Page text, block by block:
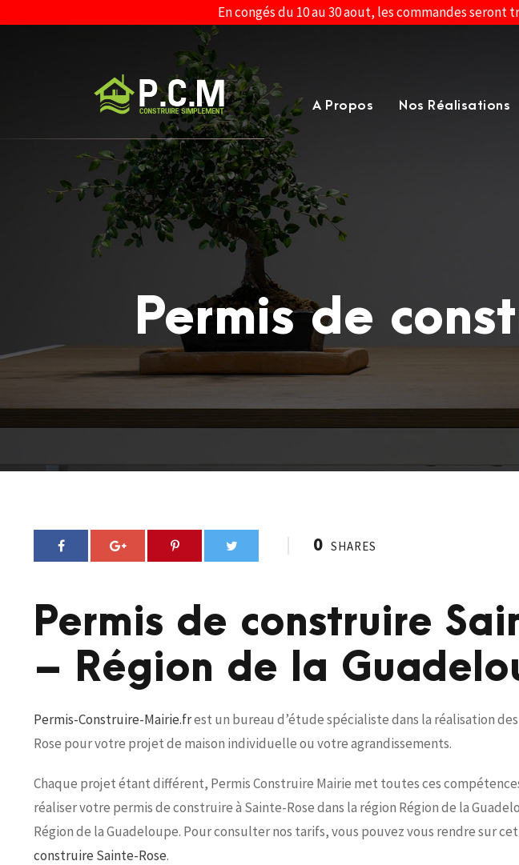
En congés du 10 au 30 aout, les commandes seront
A Propos Nos Réalisations
Permis de
0 SHARES
Permis de construire
– Région de la
Permis-Construire-Mairie.frest un bureau d’étude spécialiste dans la réalisation
Rose pour votre projet de maison individuelle ou votre agrandissements.
Chaque projet étant différent, Permis Construire Mairie met toutes ces
réaliser votre permis de construire à Sainte-Rose dans la région Région de la
Région de la Guadeloupe. Pour consulter nos tarifs, vous pouvez vous rendre sur
construire Sainte-Rose.